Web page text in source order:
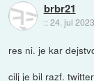
brbr21
::24. jul
res ni. je kar
cilj je bil razf.